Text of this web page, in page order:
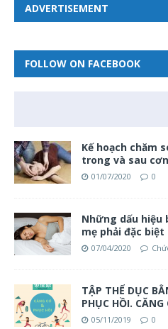
ADVERTISEMENT
FOLLOW ON FACEBOOK
Kế hoạch chăm
trong và sau
01/07/2020 0
Những dấu
mẹ phải đặc
07/04/2020
TẬP THỂ DỤC
PHỤC HỒI.
05/11/2019 0